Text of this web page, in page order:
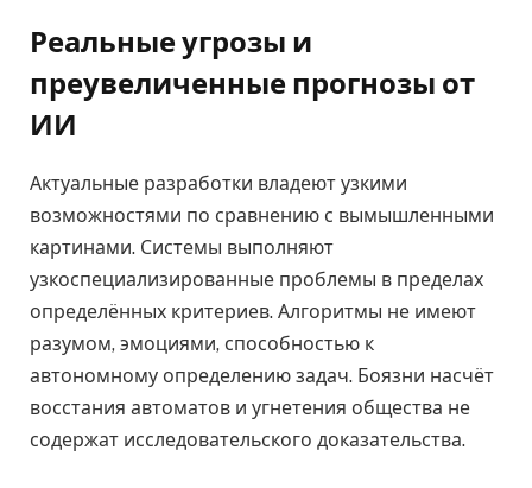
Реальные угрозы и
преувеличенные прогнозы от
ИИ
Актуальные разработки владеют узкими
возможностями по сравнению с вымышленными
картинами. Системы выполняют
узкоспециализированные проблемы в пределах
определённых критериев. Алгоритмы не имеют
разумом, эмоциями, способностью к
автономному определению задач. Боязни насчёт
восстания автоматов и угнетения общества не
содержат исследовательского доказательства.